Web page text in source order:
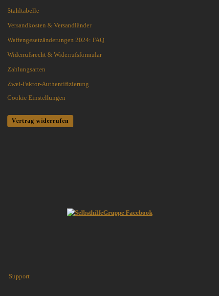
Stahltabelle
Versandkosten & Versandländer
Waffengesetzänderungen 2024: FAQ
Widerrufsrecht & Widerrufsformular
Zahlungsarten
Zwei-Faktor-Authentifizierung
Cookie Einstellungen
Vertrag widerrufen
Support